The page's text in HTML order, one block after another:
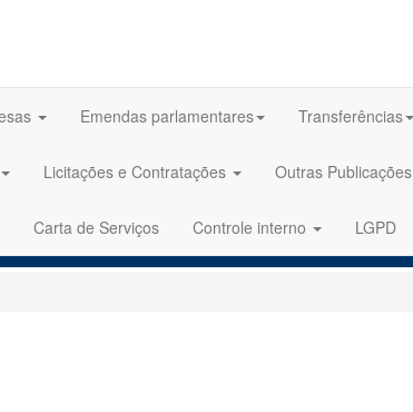
Emendas parlamentares Transferências
Licitações e Contratações Outras Publicações
Carta de Serviços Controle interno LGPD